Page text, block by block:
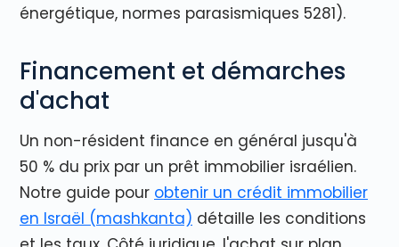
énergétique, normes parasismiques 5281).
Financement et démarches
d'achat
Un non-résident finance en général jusqu'à
50 % du prix par un prêt immobilier israélien.
Notre guide pour obtenir un crédit immobilier
en Israël (mashkanta) détaille les conditions